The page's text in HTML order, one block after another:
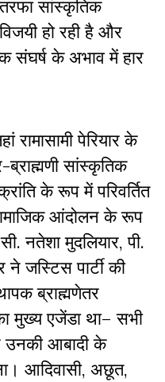
सांस्कृतिक
हो रही है और
संघर्ष के अभाव में हार
रामासामी पेरियार के
सांस्कृतिक
के रूप में परिवर्तित
आंदोलन के रूप
नतेशा मुदलियार, पी.
ने जस्टिस पार्टी की
ब्राह्मणेतर
मुख्य एजेंडा था– सभी
उनकी आबादी के
आदिवासी, अछूत,